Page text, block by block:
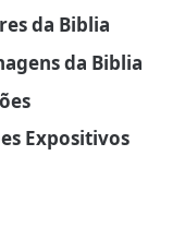
da Biblia
da Biblia
Expositivos